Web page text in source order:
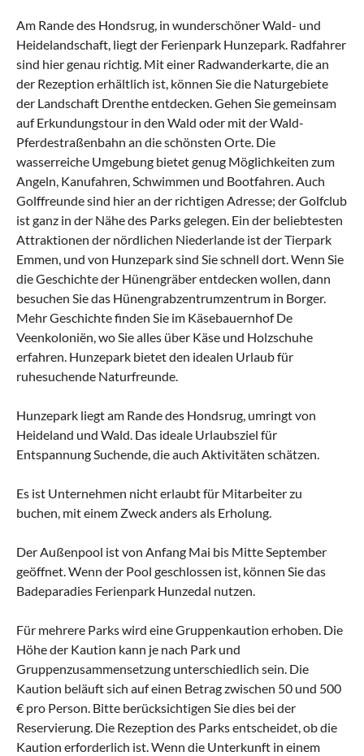
Geräte und Zubehör
Fahrräder
Fernseher
WLAN
Terrassenmöbel
Geeignet für
Nichtraucher
Haustiere willkommen
Kinder willkommen
Am Rande des Hondsrug, in wunderschöner Wald- und
Heidelandschaft, liegt der Ferienpark Hunzepark. Radfahrer
sind hier genau richtig. Mit einer Radwanderkarte, die an
der Rezeption erhältlich ist, können Sie die Naturgebiete
der Landschaft Drenthe entdecken. Gehen Sie gemeinsam
auf Erkundungstour in den Wald oder mit der Wald-
Pferdestraßenbahn an die schönsten Orte. Die
wasserreiche Umgebung bietet genug Möglichkeiten zum
Angeln, Kanufahren, Schwimmen und Bootfahren. Auch
Golffreunde sind hier an der richtigen Adresse; der Golfclub
ist ganz in der Nähe des Parks gelegen. Ein der beliebtesten
Attraktionen der nördlichen Niederlande ist der Tierpark
Emmen, und von Hunzepark sind Sie schnell dort. Wenn Sie
die Geschichte der Hünengräber entdecken wollen, dann
besuchen Sie das Hünengrabzentrumzentrum in Borger.
Mehr Geschichte finden Sie im Käsebauernhof De
Veenkoloniën, wo Sie alles über Käse und Holzschuhe
erfahren. Hunzepark bietet den idealen Urlaub für
ruhesuchende Naturfreunde.
Hunzepark liegt am Rande des Hondsrug, umringt von
Heideland und Wald. Das ideale Urlaubsziel für
Entspannung Suchende, die auch Aktivitäten schätzen.
Es ist Unternehmen nicht erlaubt für Mitarbeiter zu
buchen, mit einem Zweck anders als Erholung.
Der Außenpool ist von Anfang Mai bis Mitte September
geöffnet. Wenn der Pool geschlossen ist, können Sie das
Badeparadies Ferienpark Hunzedal nutzen.
Für mehrere Parks wird eine Gruppenkaution erhoben. Die
Höhe der Kaution kann je nach Park und
Gruppenzusammensetzung unterschiedlich sein. Die
Kaution beläuft sich auf einen Betrag zwischen 50 und 500
€ pro Person. Bitte berücksichtigen Sie dies bei der
Reservierung. Die Rezeption des Parks entscheidet, ob die
Kaution erforderlich ist. Wenn die Unterkunft in einem